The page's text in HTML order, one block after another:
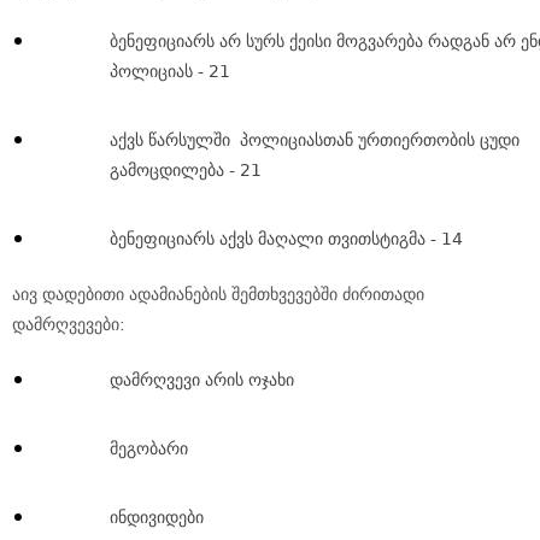
ბენეფიციარს არ სურს ქეისი მოგვარება რადგან არ
პოლიციას - 21
აქვს წარსულში პოლიციასთან ურთიერთობის ცუდი
გამოცდილება - 21
ბენეფიციარს აქვს მაღალი თვითსტიგმა - 14
აივ დადებითი ადამიანების შემთხვევებში ძირითადი
დამრღვევები:
დამრღვევი არის ოჯახი
მეგობარი
ინდივიდები